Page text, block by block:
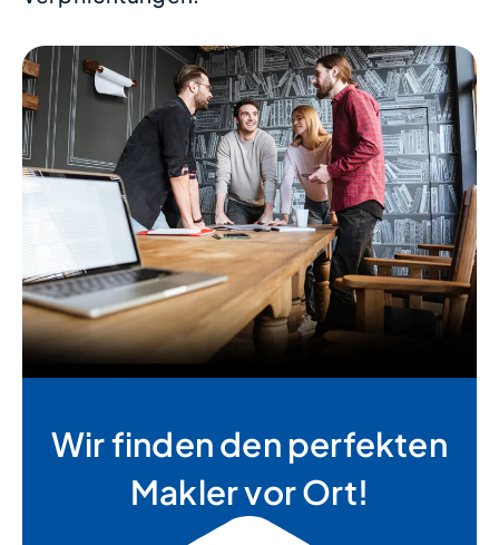
Wir finden den perfekten
Makler vor Ort!